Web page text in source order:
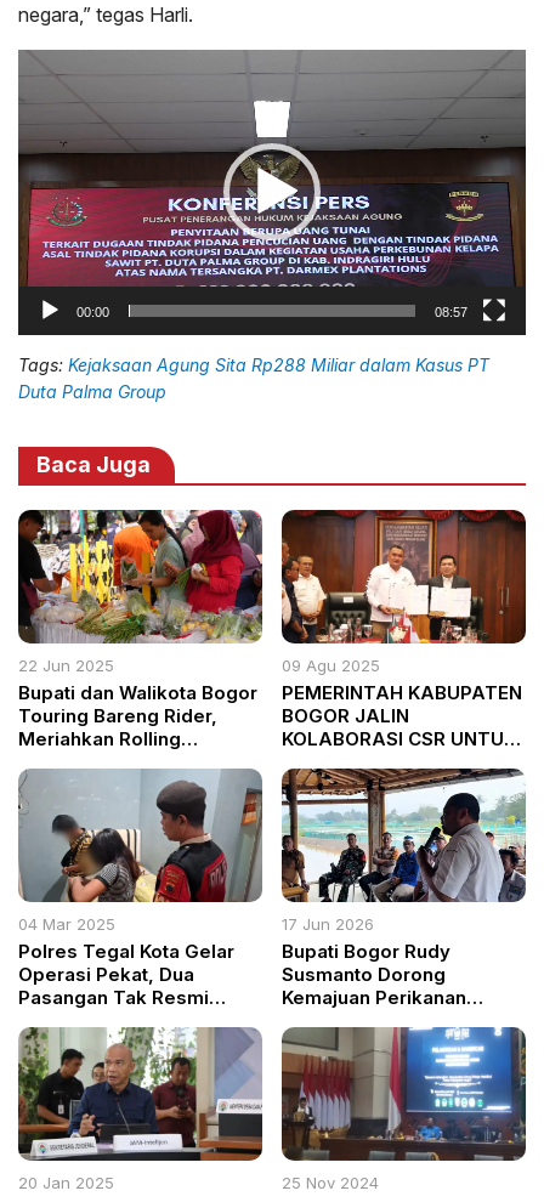
negara,” tegas Harli.
00:00 08:57
Tags: Kejaksaan Agung Sita Rp288 Miliar dalam Kasus PT
Duta Palma Group
Baca Juga
22 Jun 2025
Bupati dan Walikota Bogor
Touring Bareng Rider,
Meriahkan Rolling
Kabogorfest 2025
09 Agu 2025
PEMERINTAH KABUPATEN
BOGOR JALIN
KOLABORASI CSR UNTUK
PEMUDA KNPI CILEUNGSI
04 Mar 2025
Polres Tegal Kota Gelar
Operasi Pekat, Dua
Pasangan Tak Resmi
Kost
17 Jun 2026
Bupati Bogor Rudy
Susmanto Dorong
Kemajuan Perikanan
Irigasi Jadi Prioritas
20 Jan 2025 25 Nov 2024